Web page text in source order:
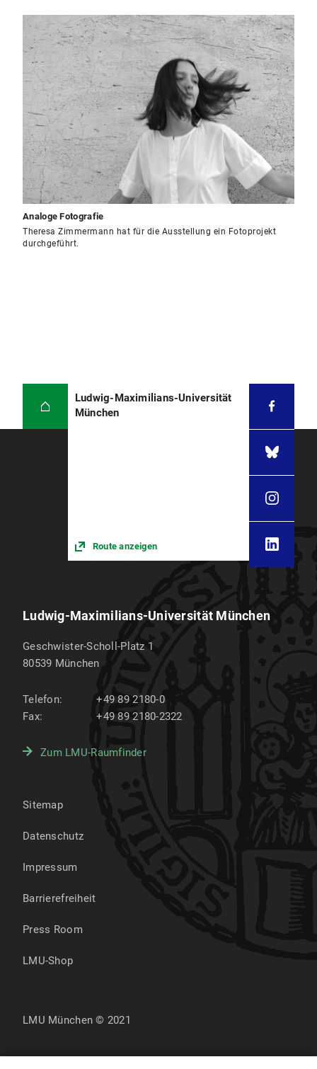
Analoge Fotografie
Theresa Zimmermann hat für die Ausstellung ein Fotoprojekt
durchgeführt.
Ludwig-Maximilians-Universität
München
Route anzeigen
Ludwig-Maximilians-Universität München
Geschwister-Scholl-Platz 1
80539 München
Telefon:
+49 89 2180-0
Fax:
+49 89 2180-2322
Zum LMU-Raumfinder
Sitemap
Datenschutz
Impressum
Barrierefreiheit
Press Room
LMU-Shop
LMU München © 2021